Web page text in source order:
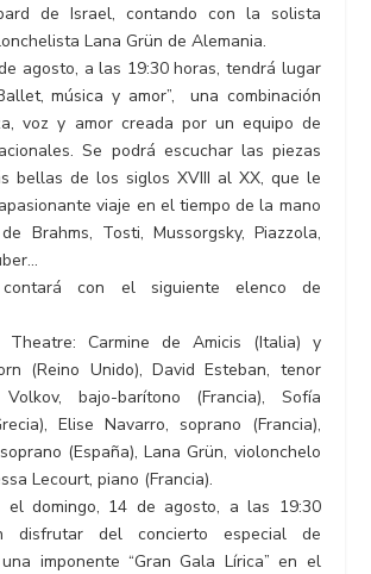
de Israel, contando con la solista
Lana Grün de Alemania.
agosto, a las 19:30 horas, tendrá lugar
música y amor”, una combinación
voz y amor creada por un equipo de
Se podrá escuchar las piezas
bellas de los siglos XVIII al XX, que le
viaje en el tiempo de la mano
Brahms, Tosti, Mussorgsky, Piazzola,
con el siguiente elenco de
Theatre: Carmine de Amicis (Italia) y
(Reino Unido), David Esteban, tenor
bajo-barítono (Francia), Sofía
Elise Navarro, soprano (Francia),
(España), Lana Grün, violonchelo
Lecourt, piano (Francia).
el domingo, 14 de agosto, a las 19:30
disfrutar del concierto especial de
imponente “Gran Gala Lírica” en el